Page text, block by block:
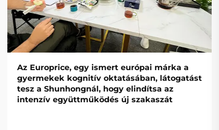
Az Europrice, egy ismert európai márka a
gyermekek kognitív oktatásában, látogatást
tesz a Shunhongnál, hogy elindítsa az
intenzív együttműködés új szakaszát